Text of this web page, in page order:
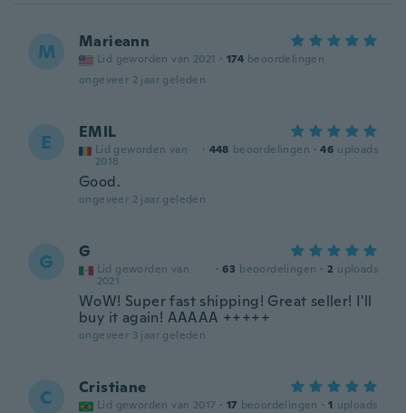
M Marieann
Lid geworden van 2021 · 174 beoordelingen
ongeveer 2 jaar geleden
E EMIL
Lid geworden van
2018
· 448 beoordelingen · 46 uploads
Good.
ongeveer 2 jaar geleden
G G
Lid geworden van
2021
· 63 beoordelingen · 2 uploads
WoW! Super fast shipping! Great seller! I'll
buy it again! AAAAA +++++
ongeveer 3 jaar geleden
C Cristiane
Lid geworden van 2017 · 17 beoordelingen · 1 uploads